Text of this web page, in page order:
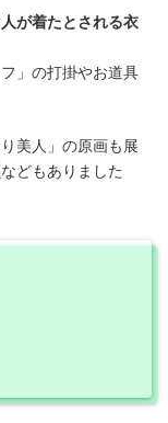
が着たとされる衣
」の打掛やお道具
美人」の原画も展
などもありました